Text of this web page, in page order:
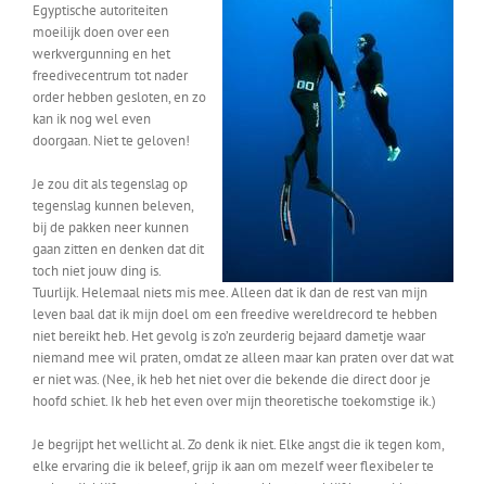
Egyptische autoriteiten
moeilijk doen over een
werkvergunning en het
freedivecentrum tot nader
order hebben gesloten, en zo
kan ik nog wel even
doorgaan. Niet te geloven!
Je zou dit als tegenslag op
tegenslag kunnen beleven,
bij de pakken neer kunnen
gaan zitten en denken dat dit
toch niet jouw ding is.
Tuurlijk. Helemaal niets mis mee. Alleen dat ik dan de rest van mijn
leven baal dat ik mijn doel om een freedive wereldrecord te hebben
niet bereikt heb. Het gevolg is zo’n zeurderig bejaard dametje waar
niemand mee wil praten, omdat ze alleen maar kan praten over dat wat
er niet was. (Nee, ik heb het niet over die bekende die direct door je
hoofd schiet. Ik heb het even over mijn theoretische toekomstige ik.)
Je begrijpt het wellicht al. Zo denk ik niet. Elke angst die ik tegen kom,
elke ervaring die ik beleef, grijp ik aan om mezelf weer flexibeler te